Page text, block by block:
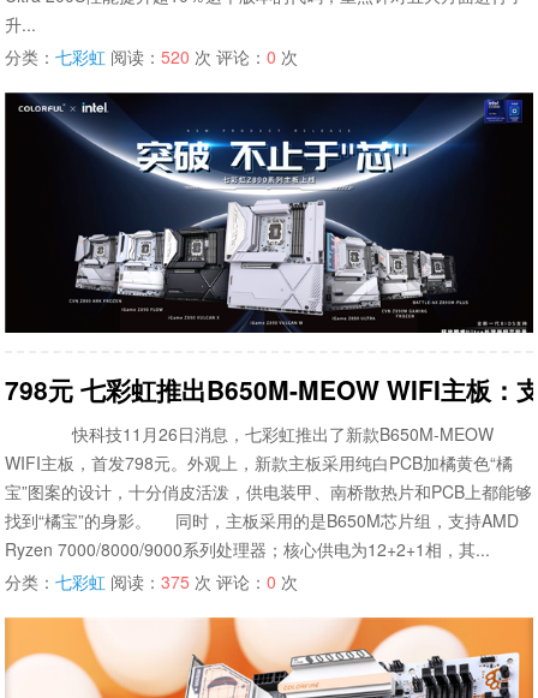
升...
分类：七彩虹 阅读：520 次 评论：0 次
798元 七彩虹推出B650M-MEOW WIFI主板：
快科技11月26日消息，七彩虹推出了新款B650M-MEOW
WIFI主板，首发798元。外观上，新款主板采用纯白PCB加橘黄色“橘
宝”图案的设计，十分俏皮活泼，供电装甲、南桥散热片和PCB上都能够
找到“橘宝”的身影。 同时，主板采用的是B650M芯片组，支持AMD
Ryzen 7000/8000/9000系列处理器；核心供电为12+2+1相，其...
分类：七彩虹 阅读：375 次 评论：0 次